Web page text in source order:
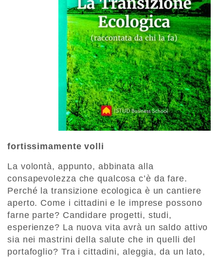
fortissimamente volli
La volontà, appunto, abbinata alla
consapevolezza che qualcosa c’è da fare.
Perché la transizione ecologica è un cantiere
aperto. Come i cittadini e le imprese possono
farne parte? Candidare progetti, studi,
esperienze? La nuova vita avrà un saldo atti­vo
sia nei mastrini della salute che in quelli del
portafoglio? Tra i cittadini, aleggia, da un lato,